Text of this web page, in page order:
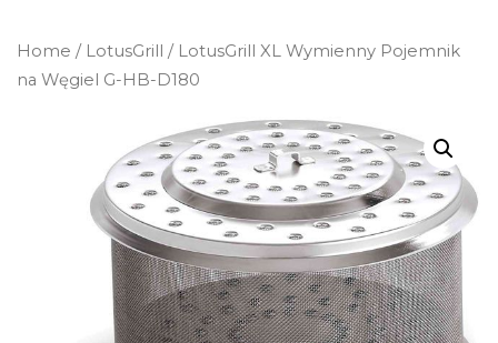
Home / LotusGrill / LotusGrill XL Wymienny Pojemnik
na Węgiel G-HB-D180